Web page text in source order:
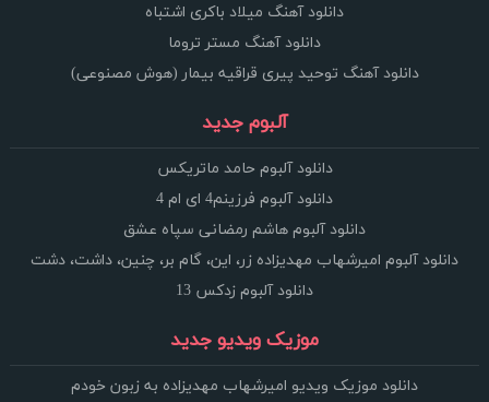
دانلود آهنگ میلاد باکری اشتباه
دانلود آهنگ مستر تروما
دانلود آهنگ توحید پیری قراقیه بیمار (هوش مصنوعی)
آلبوم جدید
دانلود آلبوم حامد ماتریکس
دانلود آلبوم فرزینم4 ای ام 4
دانلود آلبوم هاشم رمضانی سپاه عشق
دانلود آلبوم امیرشهاب مهدیزاده زر، این، گام بر، چنین، داشت، دشت
دانلود آلبوم زدکس 13
موزیک ویدیو جدید
دانلود موزیک ویدیو امیرشهاب مهدیزاده به زبون خودم